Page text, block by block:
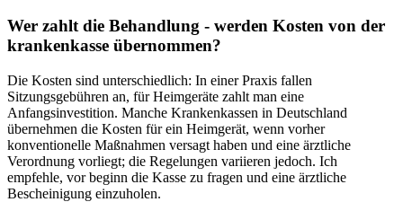
Wer zahlt die Behandlung ​- werden Kosten von der
krankenkasse ⁤übernommen?
Die Kosten sind ⁢unterschiedlich: In⁤ einer Praxis fallen
Sitzungsgebühren an,⁤ für Heimgeräte zahlt man eine
Anfangsinvestition. Manche Krankenkassen ⁤in Deutschland‌
übernehmen die Kosten ⁣für ein Heimgerät,​ wenn vorher
konventionelle Maßnahmen versagt haben und‌ eine ärztliche
⁢Verordnung vorliegt; die Regelungen variieren ‌jedoch. Ich
empfehle, vor beginn ​die Kasse zu fragen und ‌eine ärztliche
‌Bescheinigung einzuholen.